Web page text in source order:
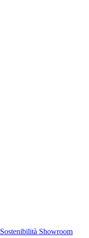
Sostenibilità Showroom